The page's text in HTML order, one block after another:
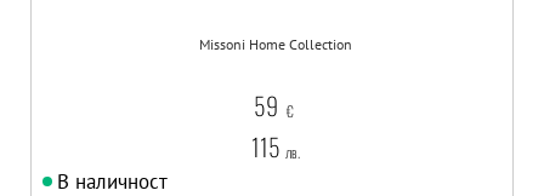
Missoni Home Collection
59 €
115 лв.
В наличност